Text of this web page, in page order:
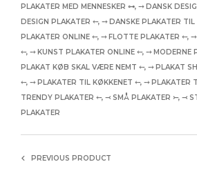
PLAKATER MED MENNESKER ⊶, ⤍ DANSK
DESIGN PLAKATER ⤌, ⤍ DANSKE PLAKATER
PLAKATER ONLINE ⤌, ⤍ FLOTTE PLAKATER ⤌, ⤍
⤌, ⤍ KUNST PLAKATER ONLINE ⤌, ⤍ MODERNE
PLAKAT KØB SKAL VÆRE NEMT ⤌, ⤍ PLAKAT
⤌, ⤍ PLAKATER TIL KØKKENET ⤌, ⤍ PLAKATER
TRENDY PLAKATER ⤌, ⤙ SMÅ PLAKATER ⤚, ⤙
PLAKATER
PREVIOUS PRODUCT